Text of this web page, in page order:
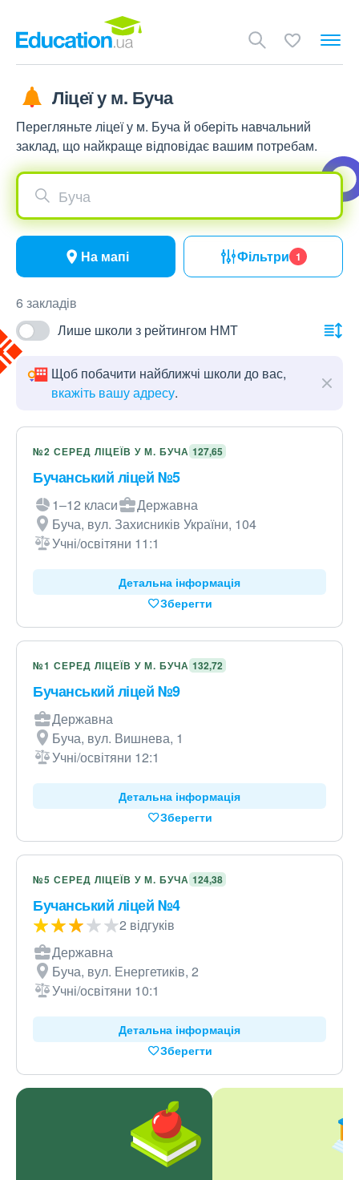
Ліцеї у м. Буча
Перегляньте ліцеї у м. Буча й оберіть навчальний
заклад, що найкраще відповідає вашим потребам.
Буча
На мапі Фільтри 1
6 закладів
Лише школи з рейтингом НМТ
Щоб побачити найближчі школи до вас,
вкажіть вашу адресу.
№2 СЕРЕД ЛІЦЕЇВ У М. БУЧА 127,65
Бучанський ліцей №5
1–12 класи
Державна
Буча, вул. Захисників України, 104
Учні/освітяни 11:1
Детальна інформація
Зберегти
№1 СЕРЕД ЛІЦЕЇВ У М. БУЧА 132,72
Бучанський ліцей №9
Державна
Буча, вул. Вишнева, 1
Учні/освітяни 12:1
Детальна інформація
Зберегти
№5 СЕРЕД ЛІЦЕЇВ У М. БУЧА 124,38
Бучанський ліцей №4
2 відгуків
Державна
Буча, вул. Енергетиків, 2
Учні/освітяни 10:1
Детальна інформація
Зберегти